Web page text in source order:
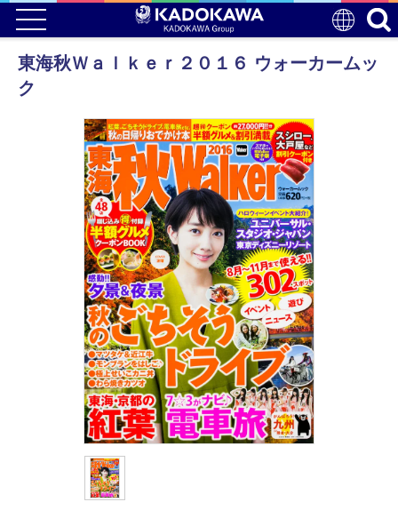
東海秋Ｗａｌｋｅｒ２０１６ ウォーカームッ
ク